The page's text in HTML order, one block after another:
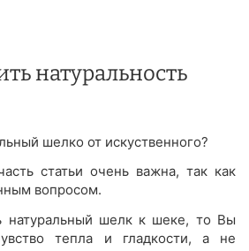
натуральность
шелко от искуственного?
статьи очень важна, так как
вопросом.
натуральный шелк к шеке, то Вы
тепла и гладкости, а не